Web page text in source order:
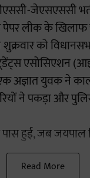
जेएसएससी
लीक के खिलाफ
को
एसोसिएशन
अज्ञात युवक ने
ने पकड़ा और
हुई, जब जयपाल
Read More